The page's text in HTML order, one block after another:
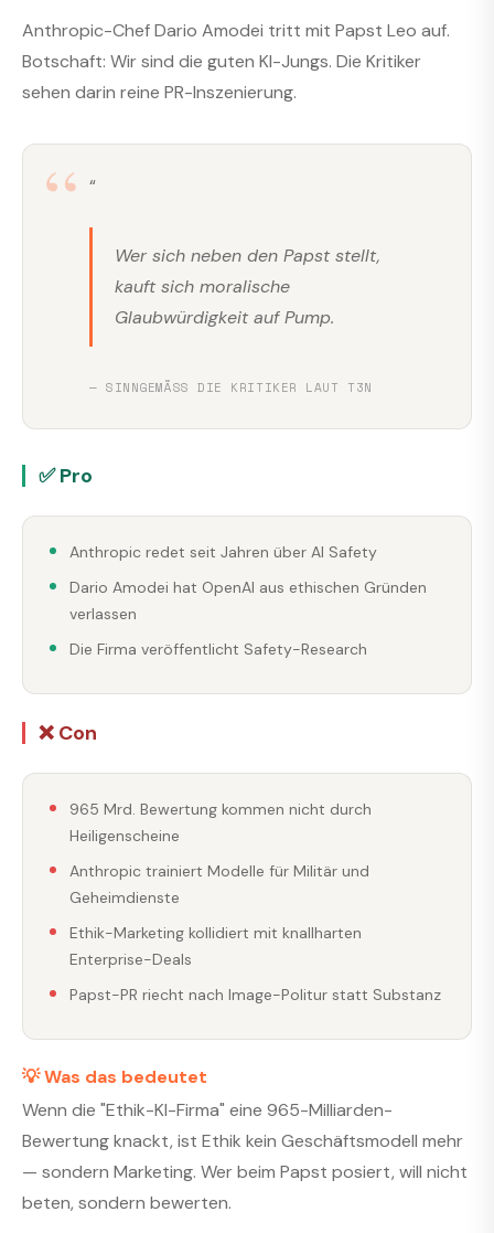
Anthropic-Chef Dario Amodei tritt mit Papst Leo auf.
Botschaft: Wir sind die guten KI-Jungs. Die Kritiker
sehen darin reine PR-Inszenierung.
“
Wer sich neben den Papst stellt,
kauft sich moralische
Glaubwürdigkeit auf Pump.
— SINNGEMÄSS DIE KRITIKER LAUT T3N
✅ Pro
Anthropic redet seit Jahren über AI Safety
Dario Amodei hat OpenAI aus ethischen Gründen
verlassen
Die Firma veröffentlicht Safety-Research
❌ Con
965 Mrd. Bewertung kommen nicht durch
Heiligenscheine
Anthropic trainiert Modelle für Militär und
Geheimdienste
Ethik-Marketing kollidiert mit knallharten
Enterprise-Deals
Papst-PR riecht nach Image-Politur statt Substanz
💡 Was das bedeutet
Wenn die "Ethik-KI-Firma" eine 965-Milliarden-
Bewertung knackt, ist Ethik kein Geschäftsmodell mehr
— sondern Marketing. Wer beim Papst posiert, will nicht
beten, sondern bewerten.